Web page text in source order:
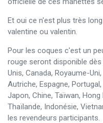
Et oui ce n'est plus très
valentine ou valentin.
Pour les coques c'est un
rouge seront disponible
Unis, Canada, Royaume-
Autriche, Espagne,
Japon, Chine, Taïwan,
Thaïlande, Indonésie,
les revendeurs participants.